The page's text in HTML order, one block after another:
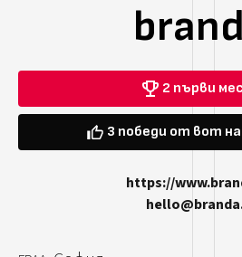
2 първи
3 победи от вот
https://